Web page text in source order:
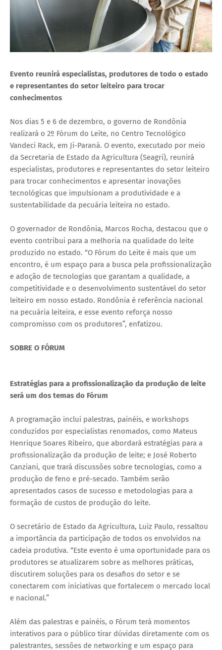
Evento reunirá especialistas, produtores de todo o estado
e representantes do setor leiteiro para trocar
conhecimentos
Nos dias 5 e 6 de dezembro, o governo de Rondônia
realizará o 2º Fórum do Leite, no Centro Tecnológico
Vandeci Rack, em Ji-Paraná. O evento, executado por meio
da Secretaria de Estado da Agricultura (Seagri), reunirá
especialistas, produtores e representantes do setor leiteiro
para trocar conhecimentos e apresentar inovações
tecnológicas que impulsionam a produtividade e a
sustentabilidade da pecuária leiteira no estado.
O governador de Rondônia, Marcos Rocha, destacou que o
evento contribui para a melhoria na qualidade do leite
produzido no estado. “O Fórum do Leite é mais que um
encontro, é um espaço para a busca pela profissionalização
e adoção de tecnologias que garantam a qualidade, a
competitividade e o desenvolvimento sustentável do setor
leiteiro em nosso estado. Rondônia é referência nacional
na pecuária leiteira, e esse evento reforça nosso
compromisso com os produtores”, enfatizou.
SOBRE O FÓRUM
Estratégias para a profissionalização da produção de leite
será um dos temas do Fórum
A programação inclui palestras, painéis, e workshops
conduzidos por especialistas renomados, como Mateus
Henrique Soares Ribeiro, que abordará estratégias para a
profissionalização da produção de leite; e José Roberto
Canziani, que trará discussões sobre tecnologias, como a
produção de feno e pré-secado. Também serão
apresentados casos de sucesso e metodologias para a
formação de custos de produção do leite.
O secretário de Estado da Agricultura, Luiz Paulo, ressaltou
a importância da participação de todos os envolvidos na
cadeia produtiva. “Este evento é uma oportunidade para os
produtores se atualizarem sobre as melhores práticas,
discutirem soluções para os desafios do setor e se
conectarem com iniciativas que fortalecem o mercado local
e nacional.”
Além das palestras e painéis, o Fórum terá momentos
interativos para o público tirar dúvidas diretamente com os
palestrantes, sessões de networking e um espaço para